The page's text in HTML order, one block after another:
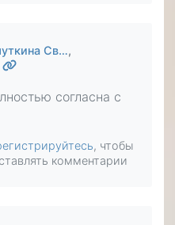
Св…,
согласна с
, чтобы
комментарии